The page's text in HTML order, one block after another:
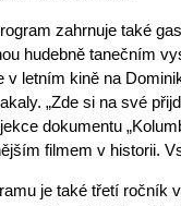
zahrnuje také
hudebně tanečním
v letním kině na
„Zde si na své
dokumentu
filmem v historii.
je také třetí ročník